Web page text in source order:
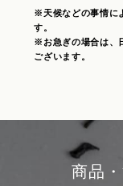
※天候などの事情に
す。
※お急ぎの場合は、
ございます。
商品